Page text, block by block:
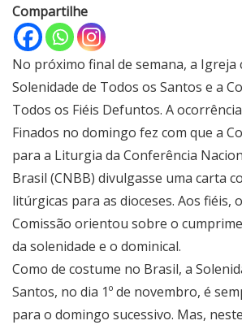
Compartilhe
No próximo final de semana, a Igreja
Solenidade de Todos os Santos e a
Todos os Fiéis Defuntos. A
Finados no domingo fez com que a
para a Liturgia da Conferência
Brasil (CNBB) divulgasse uma carta
litúrgicas para as dioceses. Aos fiéis,
Comissão orientou sobre o
da solenidade e o dominical.
Como de costume no Brasil, a
Santos, no dia 1º de novembro, é
para o domingo sucessivo. Mas,